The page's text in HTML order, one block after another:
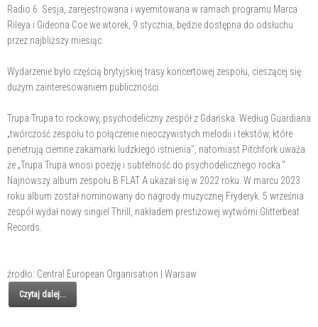
Radio 6. Sesja, zarejestrowana i wyemitowana w ramach programu Marca
Rileya i Gideona Coe we wtorek, 9 stycznia, będzie dostępna do odsłuchu
przez najbliższy miesiąc.
Wydarzenie było częścią brytyjskiej trasy koncertowej zespołu, cieszącej się
dużym zainteresowaniem publiczności.
Trupa Trupa to rockowy, psychodeliczny zespół z Gdańska. Według Guardiana
„twórczość zespołu to połączenie nieoczywistych melodii i tekstów, które
penetrują ciemne zakamarki ludzkiego istnienia", natomiast Pitchfork uważa
że „Trupa Trupa wnosi poezję i subtelność do psychodelicznego rocka."
Najnowszy album zespołu B FLAT A ukazał się w 2022 roku. W marcu 2023
roku album został nominowany do nagrody muzycznej Fryderyk. 5 września
zespół wydał nowy singiel Thrill, nakładem prestiżowej wytwórni Glitterbeat
Records.
źrodło: Central European Organisation | Warsaw
Czytaj dalej...